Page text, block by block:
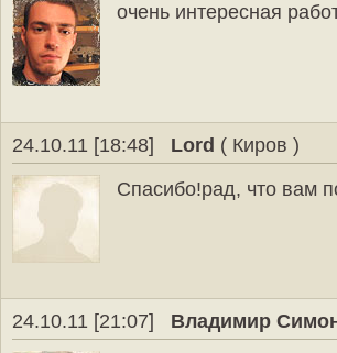
очень интересная
24.10.11 [18:48] Lord ( Киров )
Спасибо!рад, что вам
24.10.11 [21:07]
Владимир